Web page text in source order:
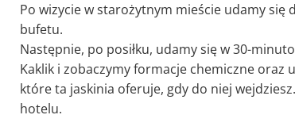
Po wizycie w starożytnym mieście udamy się
bufetu.
Następnie, po posiłku, udamy się w 30-
Kaklik i zobaczymy formacje chemiczne
które ta jaskinia oferuje, gdy do niej
hotelu.